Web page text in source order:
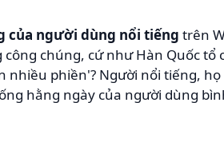
của người dùng nổi tiếng trên
chúng, cứ như Hàn Quốc
nhiều phiền'? Người nổi tiếng,
hằng ngày của người dùng